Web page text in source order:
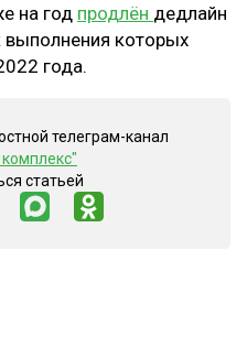
на год продлён дедлайн
выполнения которых
года.
телеграм-канал
статьей